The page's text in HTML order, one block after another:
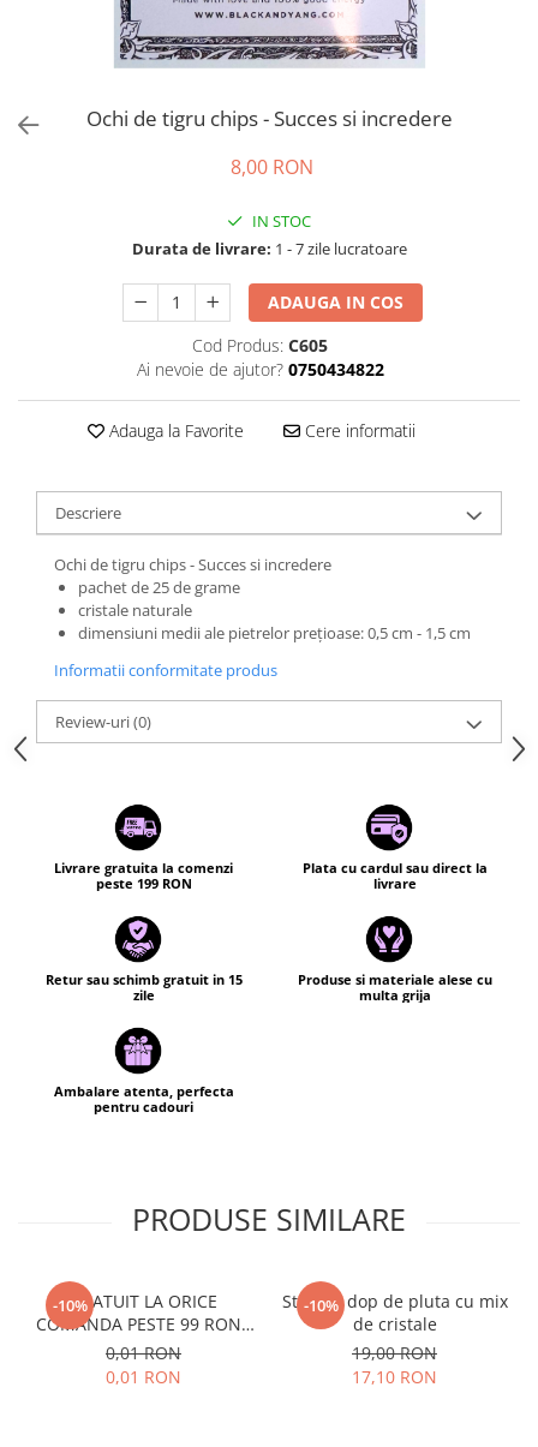
Ochi de tigru chips - Succes si incredere
8,00 RON
IN STOC
Durata de livrare: 1 - 7 zile lucratoare
ADAUGA IN COS
Cod Produs: C605
Ai nevoie de ajutor? 0750434822
Adauga la Favorite Cere informatii
Descriere
Ochi de tigru chips - Succes si incredere
pachet de 25 de grame
cristale naturale
dimensiuni medii ale pietrelor prețioase: 0,5 cm - 1,5 cm
Informatii conformitate produs
Review-uri(0)
Livrare gratuita la comenzi
peste 199 RON
Plata cu cardul sau direct la
livrare
Retur sau schimb gratuit in 15
zile
Produse si materiale alese cu
multa grija
Ambalare atenta, perfecta
pentru cadouri
PRODUSE SIMILARE
-10%GRATUIT LA ORICE
COMANDA PESTE 99 RON -
Cutie personalizata cadou
Black and Yang
0,01 RON
0,01 RON
-10%
Sticluta dop de pluta cu mix
de cristale
19,00 RON
17,10 RON